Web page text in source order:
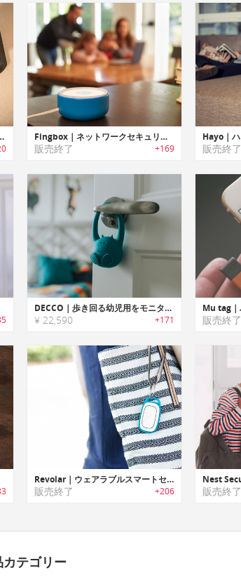
キュリティー野外ライト「クナ」 Fingbox｜ネットワークセキュリティー/Wi-Fiトラブルシューティングデバイス「フィンボックス」
販売終了 +169 販売終了
DECCO｜歩き回る幼児用をモニタリング可能なモーションセンサー搭載幼児モニター「デッコ」
¥ 22,590 +171 販売終了
Revolar｜ウェアラブルスマートセキュリティー「レボラー」
販売終了 +206 販売終了
カテゴリー